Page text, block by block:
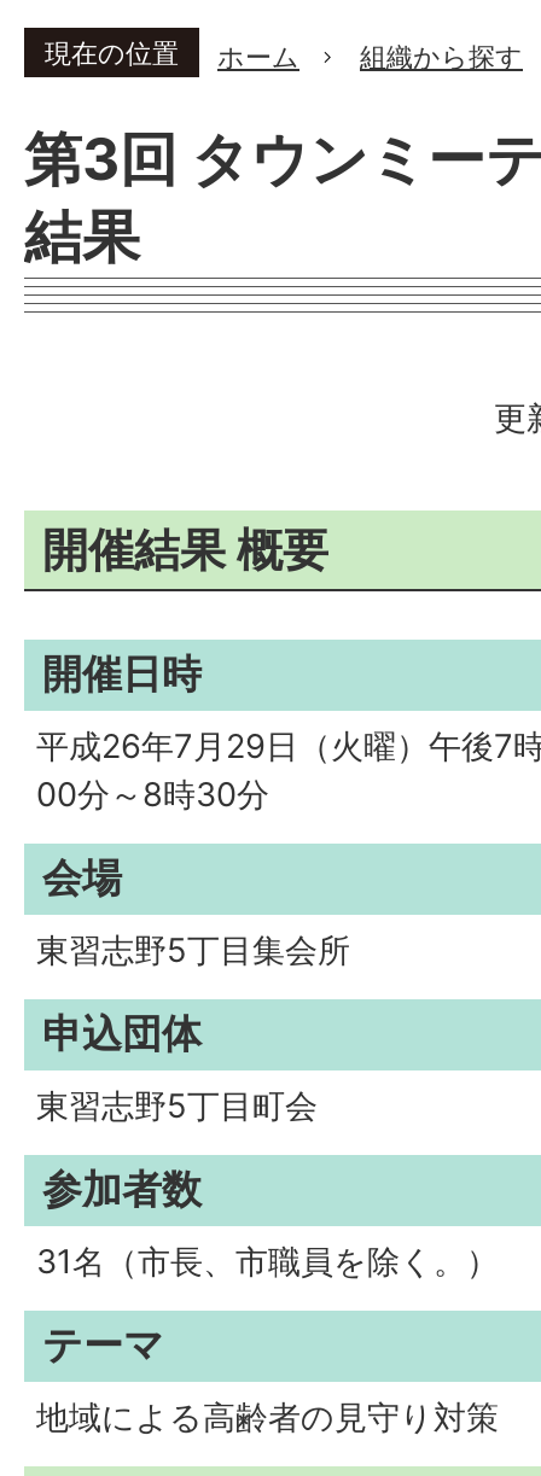
現在の位置 ホーム 組織から探す
第3回 タウンミー
結果
更
開催結果 概要
開催日時
平成26年7月29日（火曜）午後7
00分～8時30分
会場
東習志野5丁目集会所
申込団体
東習志野5丁目町会
参加者数
31名（市長、市職員を除く。）
テーマ
地域による高齢者の見守り対策